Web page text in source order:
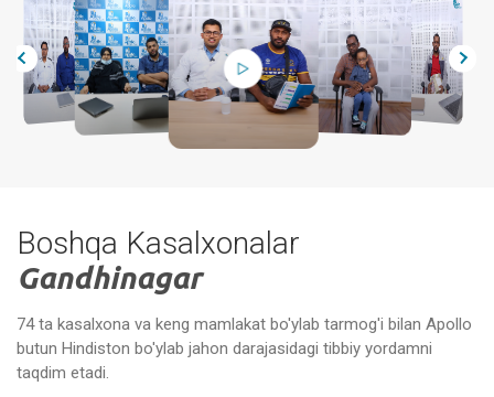
Boshqa Kasalxonalar
Gandhinagar
74 ta kasalxona va keng mamlakat bo'ylab tarmog'i bilan Apollo
butun Hindiston bo'ylab jahon darajasidagi tibbiy yordamni
taqdim etadi.
Apollon saraton markazi Bhat